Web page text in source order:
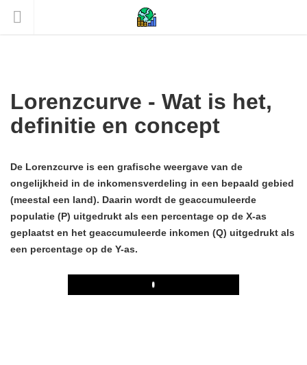
Lorenzcurve - Wat is het,
definitie en concept
De Lorenzcurve is een grafische weergave van de
ongelijkheid in de inkomensverdeling in een bepaald gebied
(meestal een land). Daarin wordt de geaccumuleerde
populatie (P) uitgedrukt als een percentage op de X-as
geplaatst en het geaccumuleerde inkomen (Q) uitgedrukt als
een percentage op de Y-as.
Play